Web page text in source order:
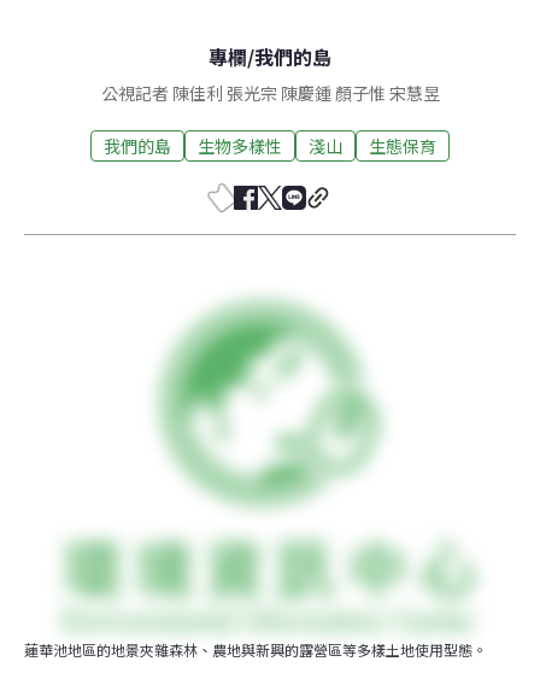
專欄/我們的島
公視記者 陳佳利 張光宗 陳慶鍾 顏子惟 宋慧昱
我們的島 生物多樣性 淺山 生態保育
蓮華池地區的地景夾雜森林、農地與新興的露營區等多樣土地使用型態。